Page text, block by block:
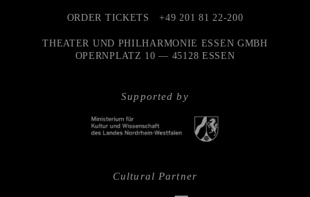
Supported by
ORDER TICKETS +49 201 81 22-200
THEATER UND PHILHARMONIE ESSEN GMBH
OPERNPLATZ 10 — 45128 ESSEN
Cultural Partner